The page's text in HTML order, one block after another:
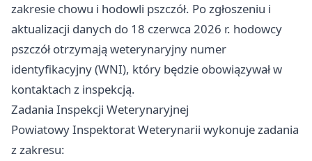
zakresie chowu i hodowli pszczół. Po zgłoszeniu i
aktualizacji danych do 18 czerwca 2026 r. hodowcy
pszczół otrzymają weterynaryjny numer
identyfikacyjny (WNI), który będzie obowiązywał w
kontaktach z inspekcją.
Zadania Inspekcji Weterynaryjnej
Powiatowy Inspektorat Weterynarii wykonuje zadania
z zakresu: